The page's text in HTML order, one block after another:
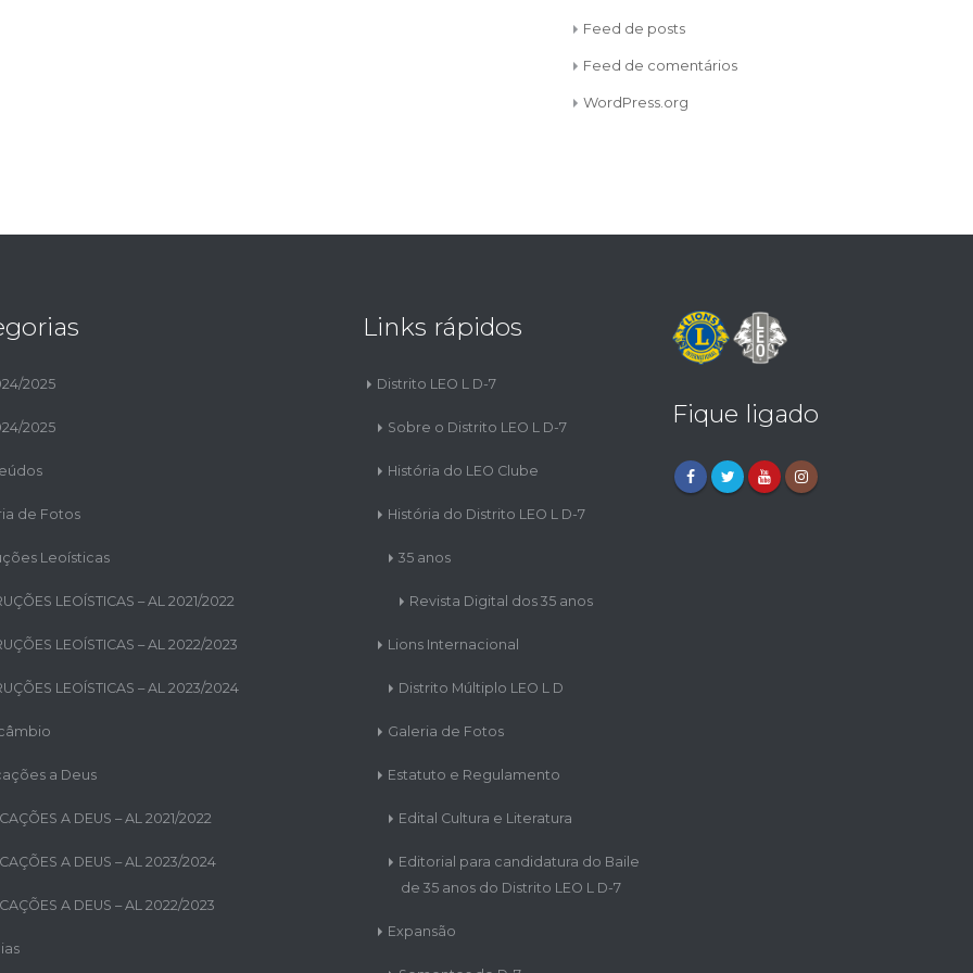
Feed de posts
Feed de comentários
WordPress.org
2025
2025
de Fotos
Leoísticas
LEOÍSTICAS – AL 2021/2022
LEOÍSTICAS – AL 2022/2023
LEOÍSTICAS – AL 2023/2024
a Deus
A DEUS – AL 2021/2022
A DEUS – AL 2023/2024
A DEUS – AL 2022/2023
Links rápidos
Distrito LEO L D-7
Sobre o Distrito LEO L D-7
História do LEO Clube
História do Distrito LEO L D-7
35 anos
Revista Digital dos 35 anos
Lions Internacional
Distrito Múltiplo LEO L D
Galeria de Fotos
Estatuto e Regulamento
Edital Cultura e Literatura
Editorial para candidatura do Baile
de 35 anos do Distrito LEO L D-7
Expansão
Fique ligado